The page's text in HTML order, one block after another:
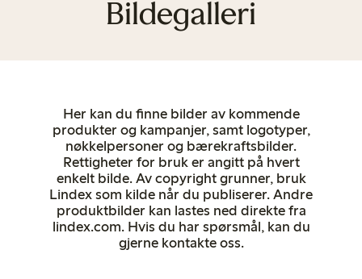
Bildegalleri
Her kan du finne bilder av kommende
produkter og kampanjer, samt logotyper,
nøkkelpersoner og bærekraftsbilder.
Rettigheter for bruk er angitt på hvert
enkelt bilde. Av copyright grunner, bruk
Lindex som kilde når du publiserer. Andre
produktbilder kan lastes ned direkte fra
lindex.com. Hvis du har spørsmål, kan du
gjerne kontakte oss.